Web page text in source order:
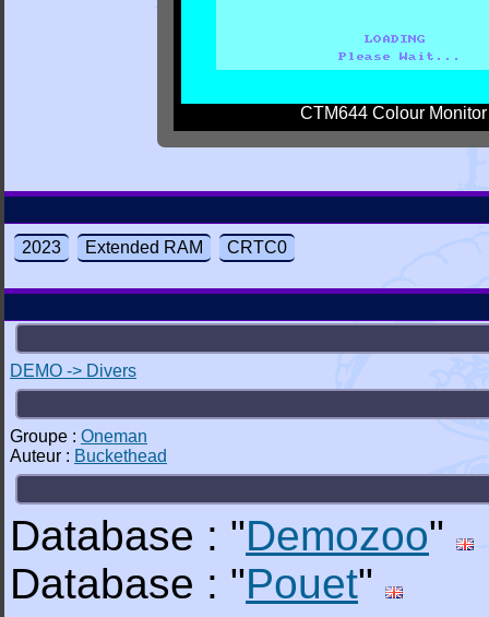
CTM644 Colour Monitor
2023 Extended RAM CRTC0
DEMO -> Divers
Groupe : Oneman
Auteur : Buckethead
Database : "Demozoo"
Database : "Pouet"